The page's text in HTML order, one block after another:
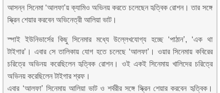
আসন্ন সিনেমা ‘আলফা’য় ক্যামিও অভিনয় করতে চলেছেন হৃত্বিক রোশন। তার সঙ্গে
স্ক্রিন শেয়ার করবেন অভিনেত্রী আলিয়া ভাট।
স্পাই ইউনিভার্সের কিছু সিনেমার মধ্যে উল্লেখযোগ্য হচ্ছে ‘পাঠান’, ‘এক থা
টাইগার’। এবার সে তালিকায় যোগ হতে চলেছে ‘আলফা’। ওয়ার সিনেমায় কবিরের
চরিত্রে অভিনয় করেছিলেন হৃত্বিক রোশন। ওই একই সিনেমায় খালিদের চরিত্রে
অভিনয় করেছিলেন টাইগার শ্রফ।
এবার ‘আলফা’ সিনেমায় আলিয়া ভাট ও শর্বরীর সঙ্গে স্ক্রিন শেয়ার করবেন হৃত্বিক।